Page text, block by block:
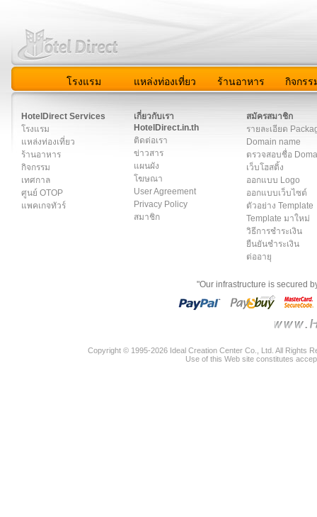
โรงแรม แหล่งท่องเที่ยว ร้านอาหาร กิจกรร
HotelDirect Services
โรงแรม
แหล่งท่องเที่ยว
ร้านอาหาร
กิจกรรม
เทศกาล
ศูนย์ OTOP
แพคเกจทัวร์
เกี่ยวกับเรา
HotelDirect.in.th
ติดต่อเรา
ข่าวสาร
แผนผัง
โฆษณา
User Agreement
Privacy Policy
สมาชิก
สมัครสมาชิก
รายละเอียด
Domain name
ตรวจสอบชื่อ
เว็บโฮสติ้ง
ออกแบบ Logo
ออกแบบเว็บไซต์
ตัวอย่าง Template
Template มาใหม่
วิธีการชำระเงิน
ยืนยันชำระเงิน
ต่ออายุ
"Our infrastructure is secured
Copyright © 1995-2026 Ideal Creation Center Co., Ltd. All Rights
Use of this Web site constitutes